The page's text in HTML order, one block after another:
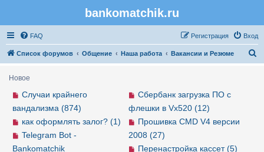
bankomatchik.ru
FAQ Вход
Регистрация
Список форумов Общение Наша работа Вакансии и Резюме
Новое
Сбербанк загрузка ПО с
флешки в Vx520 (12)
Прошивка CMD V4 версии
2008 (27)
Перенастройка кассет (5)
Случаи крайнего
вандализма (874)
как оформлять залог? (1)
Telegram Bot -
Bankomatchik